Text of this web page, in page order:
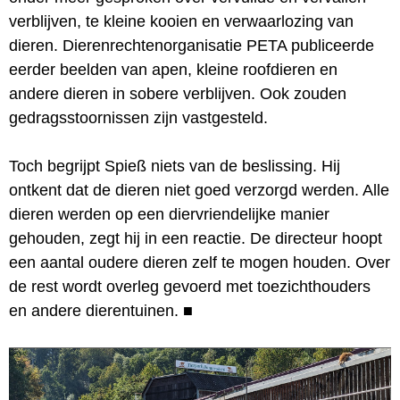
verblijven, te kleine kooien en verwaarlozing van
dieren. Dierenrechtenorganisatie PETA publiceerde
eerder beelden van apen, kleine roofdieren en
andere dieren in sobere verblijven. Ook zouden
gedragsstoornissen zijn vastgesteld.
Toch begrijpt Spieß niets van de beslissing. Hij
ontkent dat de dieren niet goed verzorgd werden. Alle
dieren werden op een diervriendelijke manier
gehouden, zegt hij in een reactie. De directeur hoopt
een aantal oudere dieren zelf te mogen houden. Over
de rest wordt overleg gevoerd met toezichthouders
en andere dierentuinen. ■